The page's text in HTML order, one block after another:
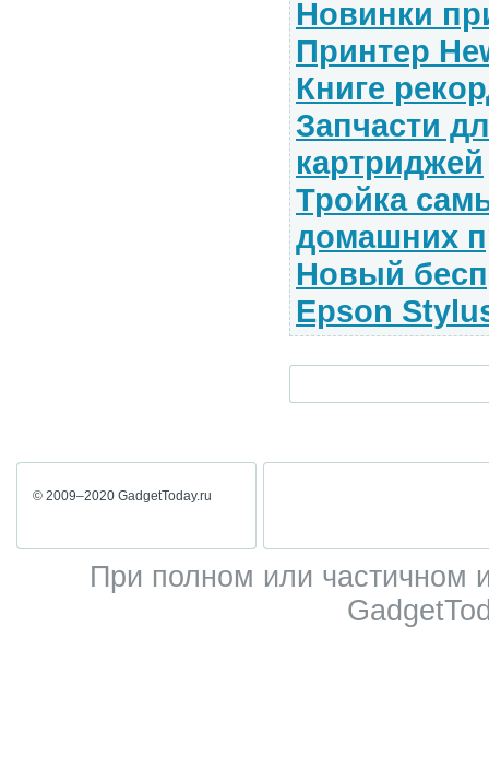
Новинки
Принтер
Книге
Запчасти
картриджей
Тройка
домашних
Новый
Epson
© 2009–2020 GadgetToday.ru
При полном или частичном